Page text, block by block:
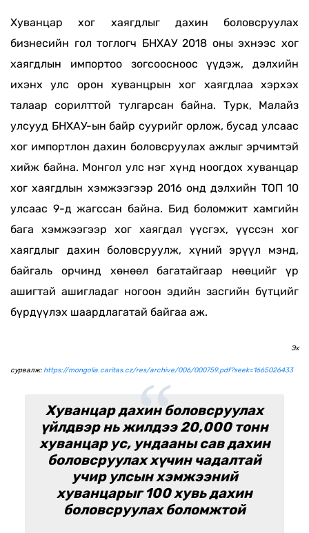
Хуванцар хог хаягдлыг дахин боловсруулах
бизнесийн гол тоглогч БНХАУ 2018 оны эхнээс хог
хаягдлын импортоо зогсоосноос үүдэж, дэлхийн
ихэнх улс орон хуванцрын хог хаягдлаа хэрхэх
талаар сорилттой тулгарсан байна. Турк, Малайз
улсууд БНХАУ-ын байр суурийг орлож, бусад улсаас
хог импортлон дахин боловсруулах ажлыг эрчимтэй
хийж байна. Монгол улс нэг хүнд ноогдох хуванцар
хог хаягдлын хэмжээгээр 2016 онд дэлхийн ТОП 10
улсаас 9-д жагссан байна. Бид боломжит хамгийн
бага хэмжээгээр хог хаягдал үүсгэх, үүссэн хог
хаягдлыг дахин боловсруулж, хүний эрүүл мэнд,
байгаль орчинд хөнөөл багатайгаар нөөцийг үр
ашигтай ашигладаг ногоон эдийн засгийн бүтцийг
бүрдүүлэх шаардлагатай байгаа аж.
Эх
сурвалж:https://mongolia.caritas.cz/res/archive/006/000759.pdf?seek=1665026433
Хуванцар дахин боловсруулах
үйлдвэр нь жилдээ 20,000 тонн
хуванцар ус, ундааны сав дахин
боловсруулах хүчин чадалтай
учир улсын хэмжээний
хуванцарыг 100 хувь дахин
боловсруулах боломжтой